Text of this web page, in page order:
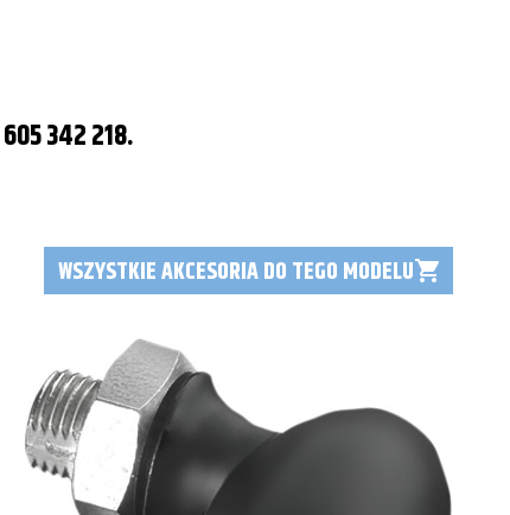
605 342 218.
WSZYSTKIE AKCESORIA DO TEGO MODELU